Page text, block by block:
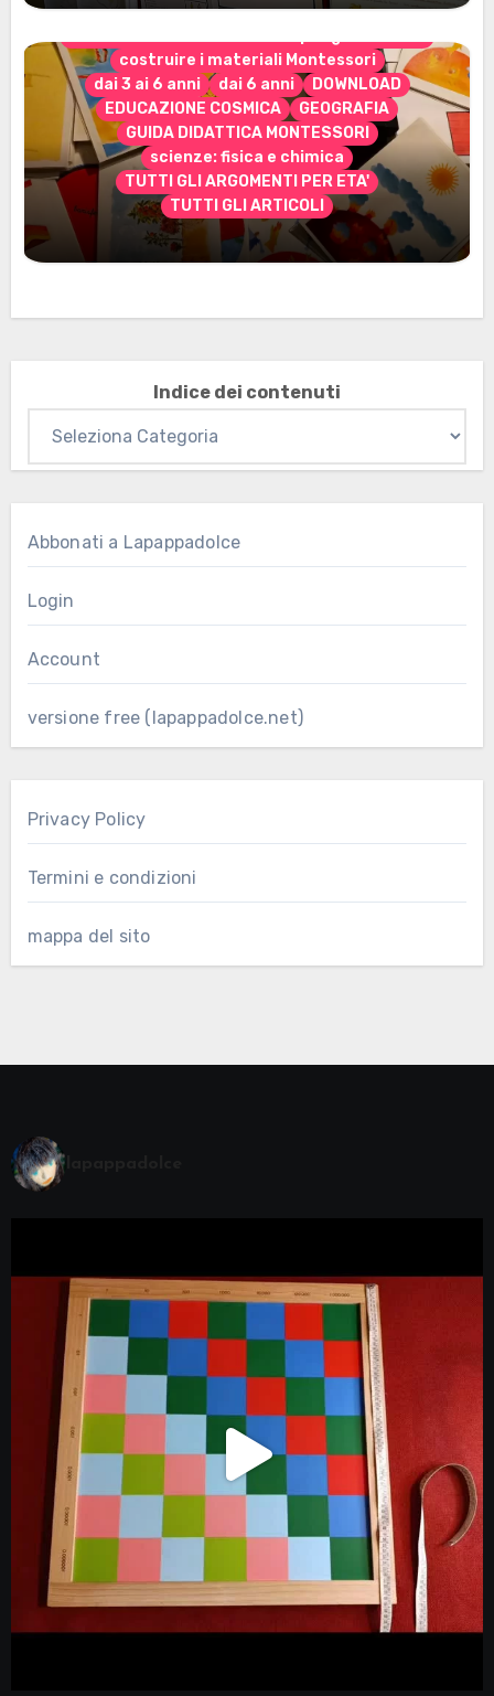
costruire i materiali Montessori
dai 3 ai 6 anni
dai 6 anni
DOWNLOAD
EDUCAZIONE COSMICA
GEOGRAFIA
GUIDA DIDATTICA MONTESSORI
scienze: fisica e chimica
TUTTI GLI ARGOMENTI PER ETA'
TUTTI GLI ARTICOLI
Marzo 2026: nuovi materiali stampabili
per gli abbonati
Indice dei contenuti
Abbonati a Lapappadolce
Login
Account
versione free (lapappadolce.net)
Privacy Policy
Termini e condizioni
mappa del sito